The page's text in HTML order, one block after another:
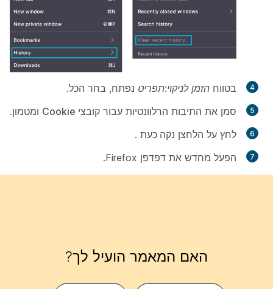
בטווח הזמן לניקוי:תפריט נפתח, בחר הכל.
סמן את התיבות הרלוונטיות עבור קובצי Cookie ומטמון.
לחץ על הלחצן נקה כעת .
הפעל מחדש את דפדפן Firefox.
האם המאמר הועיל לך?